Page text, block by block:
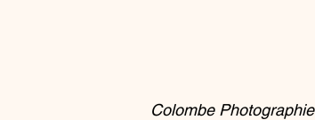
Colombe Photographie